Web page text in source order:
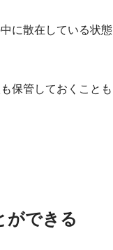
に散在している状態
保管しておくことも
ができる